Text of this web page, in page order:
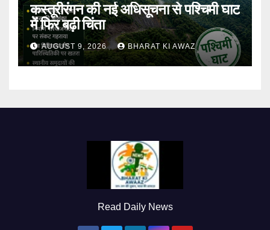
कस्तूरीरंगन की नई अधिसूचना से पश्चिमी घाट
में फिर बढ़ी चिंता
AUGUST 9, 2026 BHARAT KI AWAZ
Read Daily News